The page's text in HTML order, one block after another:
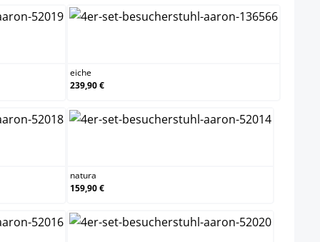
eiche
239,90 €
natura
159,90 €